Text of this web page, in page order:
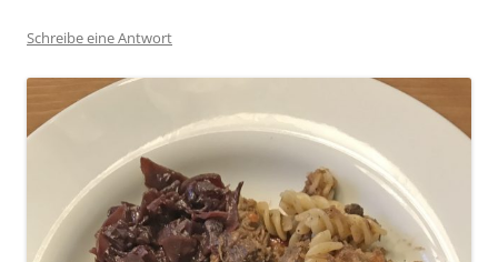
Schreibe eine Antwort